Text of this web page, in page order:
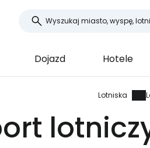
Dojazd Hotele
Lotniska